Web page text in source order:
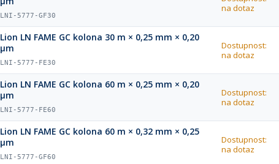
LNI-5777-GF30
na dotaz
Lion LN FAME GC kolona 30 m × 0,25 mm × 0,20
µm
LNI-5777-FE30
Dostupnost:
na dotaz
Lion LN FAME GC kolona 60 m × 0,25 mm × 0,20
µm
LNI-5777-FE60
Dostupnost:
na dotaz
Lion LN FAME GC kolona 60 m × 0,32 mm × 0,25
µm
LNI-5777-GF60
Dostupnost:
na dotaz